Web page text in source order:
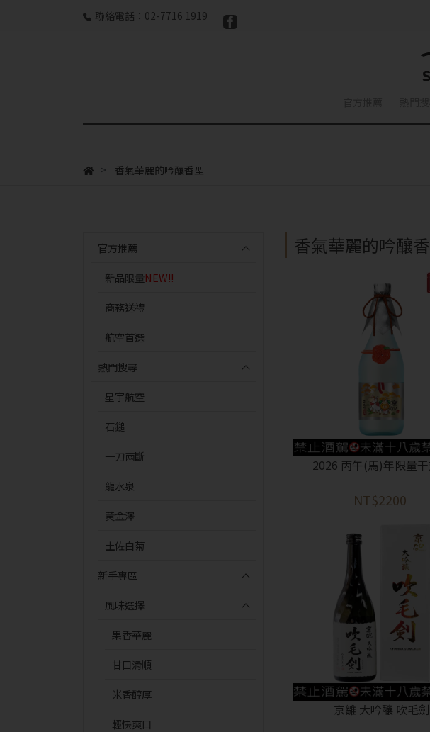
聯絡電話：02-7716 1919
香氣華麗的吟釀香型
官方推薦
新品限量NEW!!
商務送禮
航空首選
熱門搜尋
星宇航空
石鎚
一刀兩斷
龍水泉
黃金澤
土佐白菊
新手專區
風味選擇
果香華麗
甘口滑順
米香醇厚
輕快爽口
香氣華麗的吟釀
2026 丙午(馬)年限量
NT$2200
京雛 大吟釀 吹毛劍